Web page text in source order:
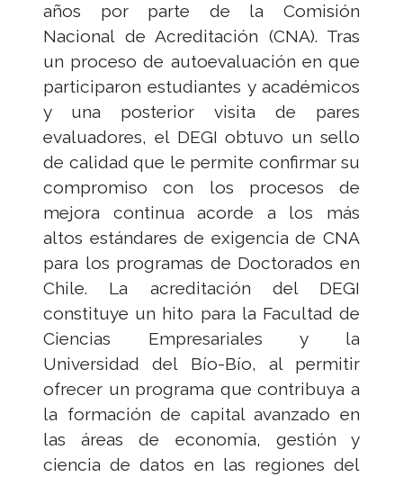
años por parte de la Comisión
Nacional de Acreditación (CNA). Tras
un proceso de autoevaluación en que
participaron estudiantes y académicos
y una posterior visita de pares
evaluadores, el DEGI obtuvo un sello
de calidad que le permite confirmar su
compromiso con los procesos de
mejora continua acorde a los más
altos estándares de exigencia de CNA
para los programas de Doctorados en
Chile. La acreditación del DEGI
constituye un hito para la Facultad de
Ciencias Empresariales y la
Universidad del Bío-Bío, al permitir
ofrecer un programa que contribuya a
la formación de capital avanzado en
las áreas de economía, gestión y
ciencia de datos en las regiones del